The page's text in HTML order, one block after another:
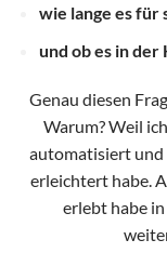
wie lange es für
und ob es in
Genau diesen
Warum? Weil
automatisiert und
erleichtert habe.
erlebt habe